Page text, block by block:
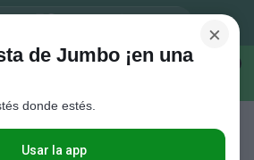
×
de Jumbo ¡en una
donde estés.
Usar la app
Novillito
Milanesa de Bola de Lomo La